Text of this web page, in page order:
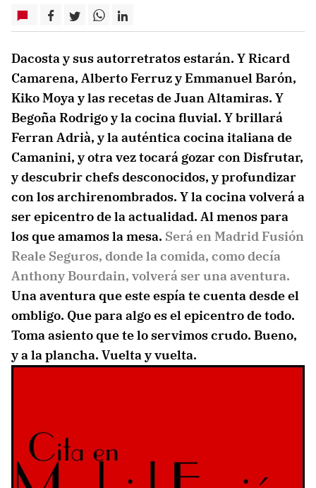
Dacosta y sus autorretratos estarán. Y Ricard
Camarena, Alberto Ferruz y Emmanuel Barón,
Kiko Moya y las recetas de Juan Altamiras. Y
Begoña Rodrigo y la cocina fluvial. Y brillará
Ferran Adrià, y la auténtica cocina italiana de
Camanini, y otra vez tocará gozar con Disfrutar,
y descubrir chefs desconocidos, y profundizar
con los archirenombrados. Y la cocina volverá a
ser epicentro de la actualidad. Al menos para
los que amamos la mesa. Será en Madrid Fusión
Reale Seguros, donde la comida, como decía
Anthony Bourdain, volverá ser una aventura.
Una aventura que este espía te cuenta desde el
ombligo. Que para algo es el epicentro de todo.
Toma asiento que te lo servimos crudo. Bueno,
y a la plancha. Vuelta y vuelta.